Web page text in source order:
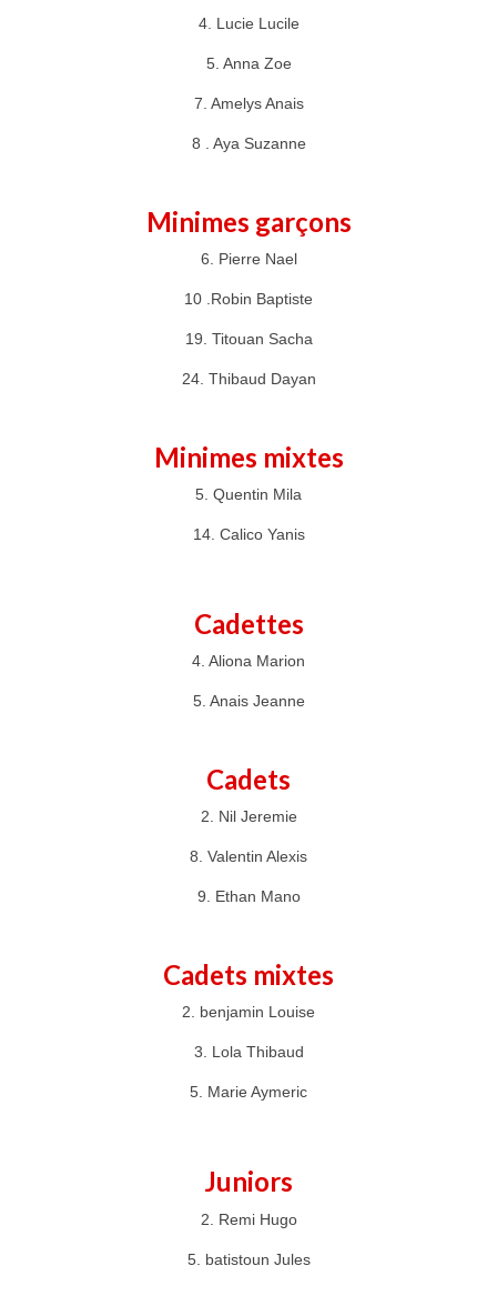
4. Lucie Lucile
5. Anna Zoe
7. Amelys Anais
8 . Aya Suzanne
Minimes garçons
6. Pierre Nael
10 .Robin Baptiste
19. Titouan Sacha
24. Thibaud Dayan
Minimes mixtes
5. Quentin Mila
14. Calico Yanis
Cadettes
4. Aliona Marion
5. Anais Jeanne
Cadets
2. Nil Jeremie
8. Valentin Alexis
9. Ethan Mano
Cadets mixtes
2. benjamin Louise
3. Lola Thibaud
5. Marie Aymeric
Juniors
2. Remi Hugo
5. batistoun Jules